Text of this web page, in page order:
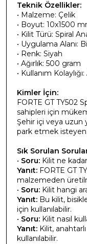
Teknik Özellikler:
• Malzeme: Çelik
• Boyut: 10x1500
• Kilit Türü: Spiral
• Uygulama Alanı:
• Renk: Siyah
• Ağırlık: 500 gram
• Kullanım
Kimler İçin:
FORTE GT TY502
sahipleri için
Şehir içi veya uzun
park etmek
Sık Sorulan
• Soru: Kilit ne kadar
Yanıt: FORTE GT
malzemeden
• Soru: Kilit hangi
Yanıt: Bu kilit,
için kullanılabilir.
• Soru: Kilit nasıl
Yanıt: Kilit,
kullanılabilir.